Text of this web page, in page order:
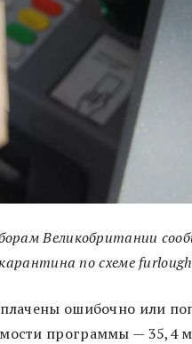
Великобритании
по схеме
ошибочно или
программы — 35,4